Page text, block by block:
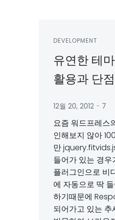
DEVELOPMENT
유연한 테
활용과 단
12월 20, 2012 - 7
요즘 워드프레스
인해보지 않아
만
들어가 있는 경
플러그인으로 비
에 자동으로 딱
하기때문에
되어가고 있는